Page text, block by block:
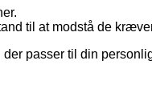
til at modstå de
der passer til din